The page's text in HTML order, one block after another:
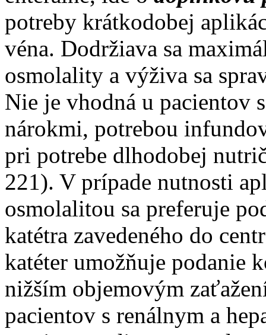
potreby krátkodobej
véna. Dodržiava sa
osmolality a výživa sa
Nie je vhodná u pacientov
nárokmi, potrebou
pri potrebe dlhodobej
221). V prípade nutnosti
osmolalitou sa preferuje
katétra zavedeného do
katéter umožňuje podanie
nižším objemovým
pacientov s renálnym a